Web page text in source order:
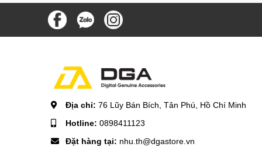
Địa chỉ: 76 Lũy Bán Bích, Tân Phú, Hồ Chí Minh
Hotline: 0898411123
Đặt hàng tại: nhu.th@dgastore.vn